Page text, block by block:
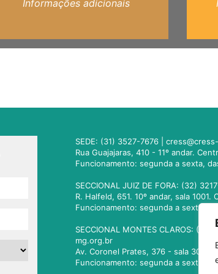
Informações adicionais
SEDE: (31) 3527-7676 |
Rua Guajajaras, 410 - 11º andar.
Funcionamento: segunda a sexta,
SECCIONAL JUIZ DE FORA: (32)
R. Halfeld, 651. 10º andar, sala
Funcionamento: segunda a sexta,
SECCIONAL MONTES CLAROS:
mg.org.br
Av. Coronel Prates, 376 - sala 301.
Funcionamento: segunda a sexta,